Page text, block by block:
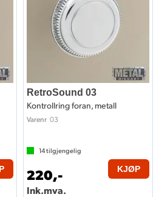
RetroSound 03
Kontrollring foran, metall
Varenr 03
14tilgjengelig
220,-
Ink.mva.
KJØP